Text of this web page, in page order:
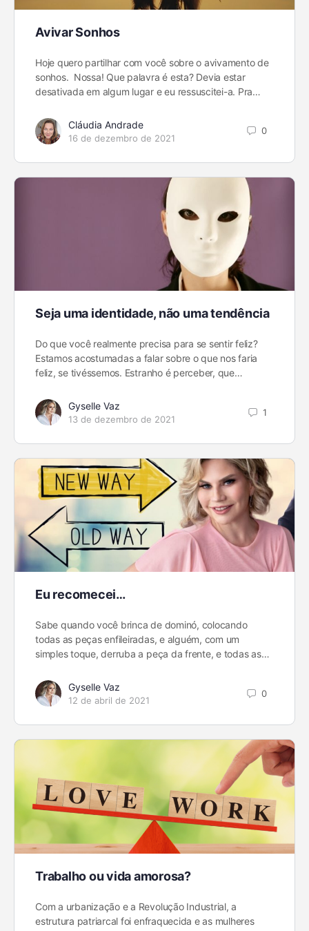
Avivar Sonhos
Hoje quero partilhar com você sobre o avivamento de
sonhos. Nossa! Que palavra é esta? Devia estar
desativada em algum lugar e eu ressuscitei-a. Pra…
Cláudia Andrade
16 de dezembro de 2021
0
Seja uma identidade, não uma tendência
Do que você realmente precisa para se sentir feliz?
Estamos acostumadas a falar sobre o que nos faria
feliz, se tivéssemos. Estranho é perceber, que…
Gyselle Vaz
13 de dezembro de 2021
1
Eu recomecei…
Sabe quando você brinca de dominó, colocando
todas as peças enfileiradas, e alguém, com um
simples toque, derruba a peça da frente, e todas as…
Gyselle Vaz
12 de abril de 2021
0
Trabalho ou vida amorosa?
Com a urbanização e a Revolução Industrial, a
estrutura patriarcal foi enfraquecida e as mulheres